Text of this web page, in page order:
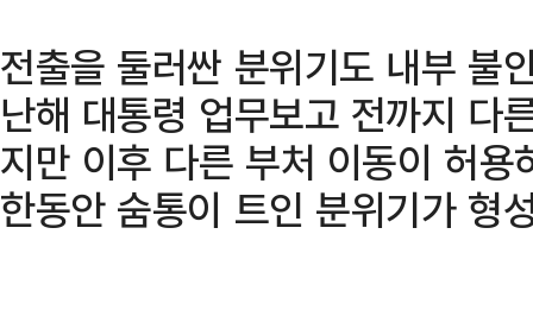
전출을 둘러싼 분위기도 내부 불
난해 대통령 업무보고 전까지 다
지만 이후 다른 부처 이동이 허
한동안 숨통이 트인 분위기가 형